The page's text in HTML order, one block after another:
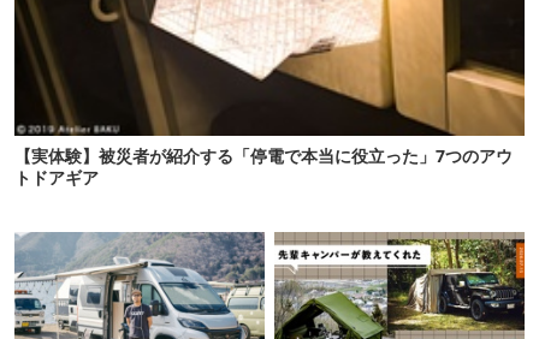
【実体験】被災者が紹介する「停電で本当に役立った」7つのアウ
トドアギア